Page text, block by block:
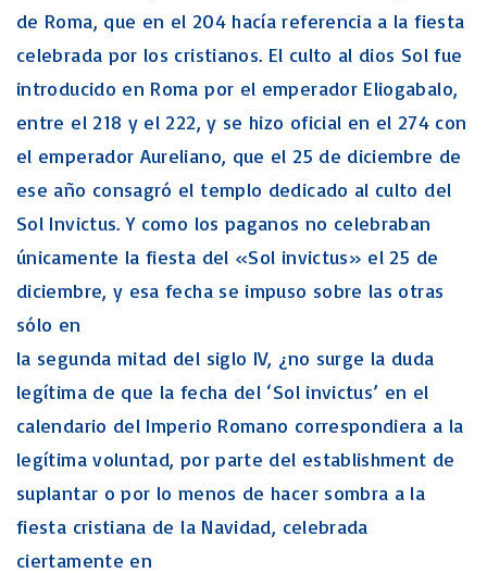
de Roma, que en el 204 hacía referencia a la fiesta
celebrada por los cristianos. El culto al dios Sol fue
introducido en Roma por el emperador Eliogabalo,
entre el 218 y el 222, y se hizo oficial en el 274 con
el emperador Aureliano, que el 25 de diciembre de
ese año consagró el templo dedicado al culto del
Sol Invictus. Y como los paganos no celebraban
únicamente la fiesta del «Sol invictus» el 25 de
diciembre, y esa fecha se impuso sobre las otras
sólo en
la segunda mitad del siglo IV, ¿no surge la duda
legítima de que la fecha del ‘Sol invictus’ en el
calendario del Imperio Romano correspondiera a la
legítima voluntad, por parte del establishment de
suplantar o por lo menos de hacer sombra a la
fiesta cristiana de la Navidad, celebrada
ciertamente en